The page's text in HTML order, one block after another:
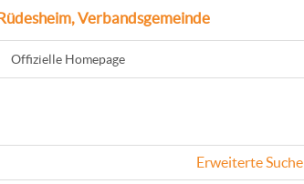
Verbandsgemeinde
Offizielle Homepage
Erweiterte Suche